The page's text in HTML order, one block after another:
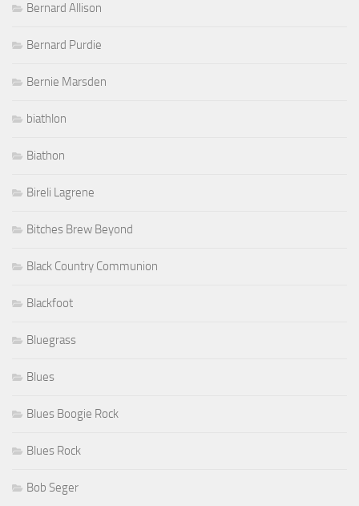
Bernard Allison
Bernard Purdie
Bernie Marsden
biathlon
Biathon
Bireli Lagrene
Bitches Brew Beyond
Black Country Communion
Blackfoot
Bluegrass
Blues
Blues Boogie Rock
Blues Rock
Bob Seger